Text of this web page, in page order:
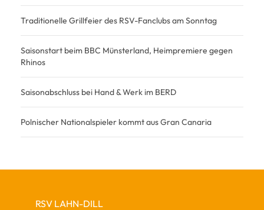
Traditionelle Grillfeier des RSV-Fanclubs am Sonntag
Saisonstart beim BBC Münsterland, Heimpremiere gegen
Rhinos
Saisonabschluss bei Hand & Werk im BERD
Polnischer Nationalspieler kommt aus Gran Canaria
RSV LAHN-DILL